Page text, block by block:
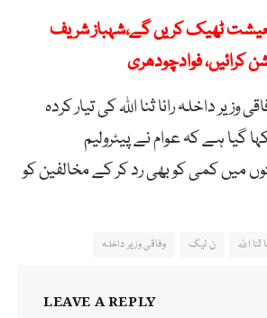
ٹھیک کریں گے،شہباز شریف
کرائیں، فوادچودھری
وزیر داخلہ رانا ثنا اللہ کی تیار کردہ
گیا ہے کہ عوام نے پیٹرولیم
میں کمی کو بھی رد کر کے مخالفین کو
ثنا اللہ ن لیگ وفاقی وزیر داخلہ
LEAVE A REPLY